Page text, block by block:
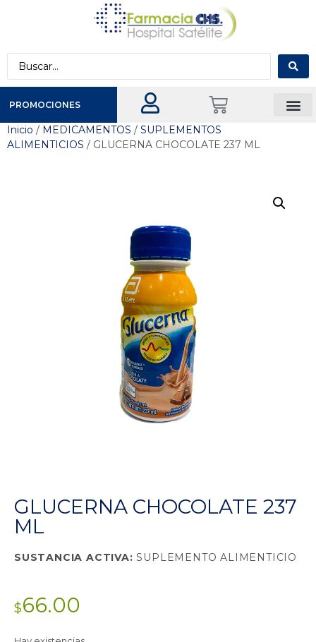
PROMOCIONES
Inicio / MEDICAMENTOS / SUPLEMENTOS
ALIMENTICIOS / GLUCERNA CHOCOLATE 237 ML
GLUCERNA CHOCOLATE 237
ML
SUSTANCIA ACTIVA: SUPLEMENTO ALIMENTICIO
$66.00